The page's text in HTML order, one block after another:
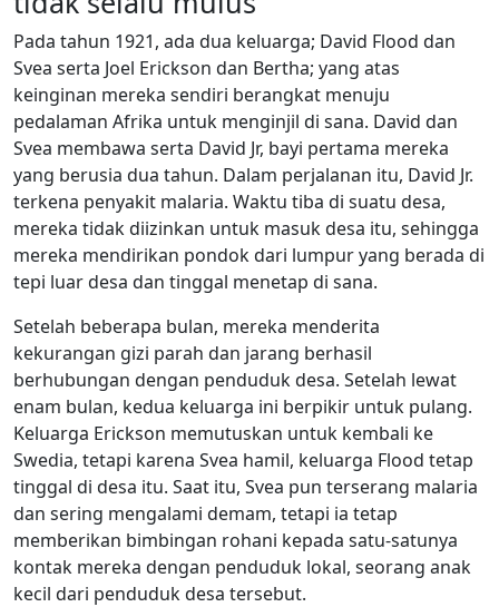
Pada tahun 1921, ada dua keluarga; David Flood dan
Svea serta Joel Erickson dan Bertha; yang atas
keinginan mereka sendiri berangkat menuju
pedalaman Afrika untuk menginjil di sana. David dan
Svea membawa serta David Jr, bayi pertama mereka
yang berusia dua tahun. Dalam perjalanan itu, David Jr.
terkena penyakit malaria. Waktu tiba di suatu desa,
mereka tidak diizinkan untuk masuk desa itu, sehingga
mereka mendirikan pondok dari lumpur yang berada di
tepi luar desa dan tinggal menetap di sana.
Setelah beberapa bulan, mereka menderita
kekurangan gizi parah dan jarang berhasil
berhubungan dengan penduduk desa. Setelah lewat
enam bulan, kedua keluarga ini berpikir untuk pulang.
Keluarga Erickson memutuskan untuk kembali ke
Swedia, tetapi karena Svea hamil, keluarga Flood tetap
tinggal di desa itu. Saat itu, Svea pun terserang malaria
dan sering mengalami demam, tetapi ia tetap
memberikan bimbingan rohani kepada satu-satunya
kontak mereka dengan penduduk lokal, seorang anak
kecil dari penduduk desa tersebut.